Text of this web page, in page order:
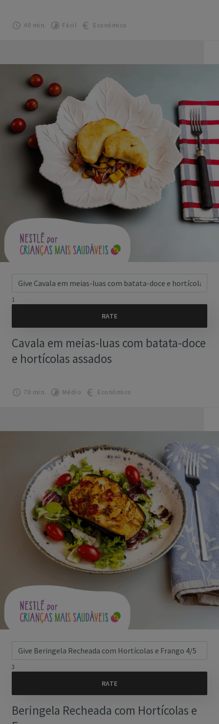
40 min. Fácil Económico
1
Cavala em meias-luas com batata-doce
e hortícolas assados
70 min. Médio Económico
3
Beringela Recheada com Hortícolas e